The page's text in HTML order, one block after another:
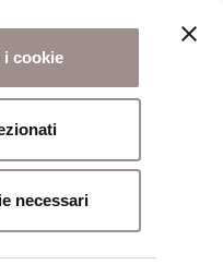
cookie
necessari
Studi